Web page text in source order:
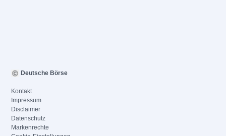
Deutsche Börse
Kontakt
Impressum
Disclaimer
Datenschutz
Markenrechte